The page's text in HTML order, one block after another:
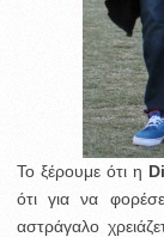
Το ξέρουμε ότι η
ότι για να
αστράγαλο